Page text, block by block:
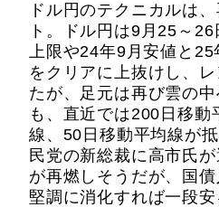
ドル円のテクニカルは
ト。ドル円は9月25～
上限や24年9月安値と
をクリアに上抜けし、
たが、足元は再び雲の
も、直近では200日移動
線、50日移動平均線が
民党の新総裁に高市氏
が再燃しそうだが、国債
堅調に消化すれば一段